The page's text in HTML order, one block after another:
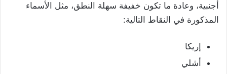
أجنبية، وعادة ما تكون خفيفة سهلة النطق، مثل الأسماء
المذكورة في النقاط التالية:
إريكا
أشلي